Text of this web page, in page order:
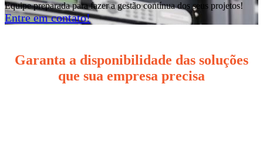
Equipe preparada para fazer a gestão contínua dos seus projetos!
Entre em contato!
Garanta a disponibilidade das soluções
que sua empresa precisa